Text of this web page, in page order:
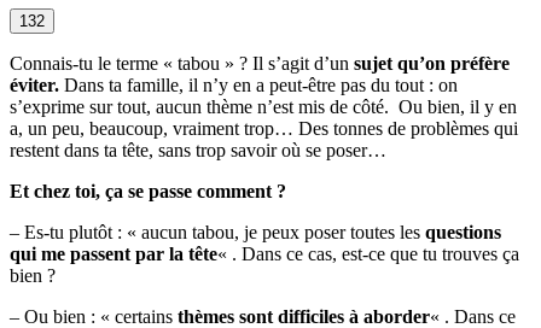
132
Connais-tu le terme « tabou » ? Il s’agit d’un sujet qu’on préfère
éviter. Dans ta famille, il n’y en a peut-être pas du tout : on
s’exprime sur tout, aucun thème n’est mis de côté. Ou bien, il y en
a, un peu, beaucoup, vraiment trop… Des tonnes de problèmes qui
restent dans ta tête, sans trop savoir où se poser…
Et chez toi, ça se passe comment ?
– Es-tu plutôt : « aucun tabou, je peux poser toutes les questions
qui me passent par la tête« . Dans ce cas, est-ce que tu trouves ça
bien ?
– Ou bien : « certains thèmes sont difficiles à aborder« . Dans ce